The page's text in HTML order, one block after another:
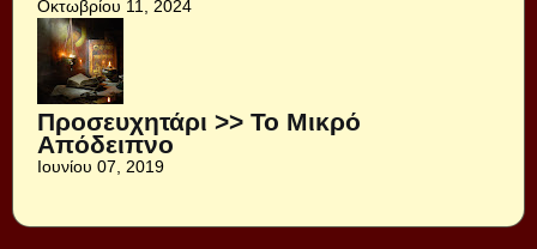
Οκτωβρίου 11, 2024
Προσευχητάρι >> Το Μικρό
Απόδειπνο
Ιουνίου 07, 2019